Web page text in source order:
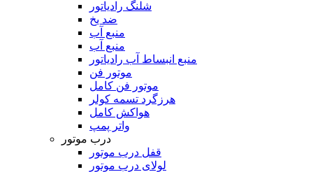
شلنگ رادیاتور
ضد یخ
منبع آب
منبع آب
منبع انبساط آب رادیاتور
موتور فن
موتور فن کامل
هرزگرد تسمه کولر
هواکش کامل
واتر پمپ
درب موتور
قفل درب موتور
لولای درب موتور